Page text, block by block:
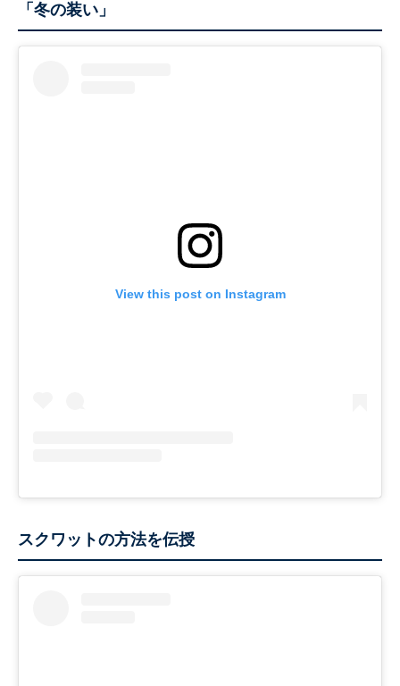
「冬の装い」
View this post on Instagram
スクワットの方法を伝授